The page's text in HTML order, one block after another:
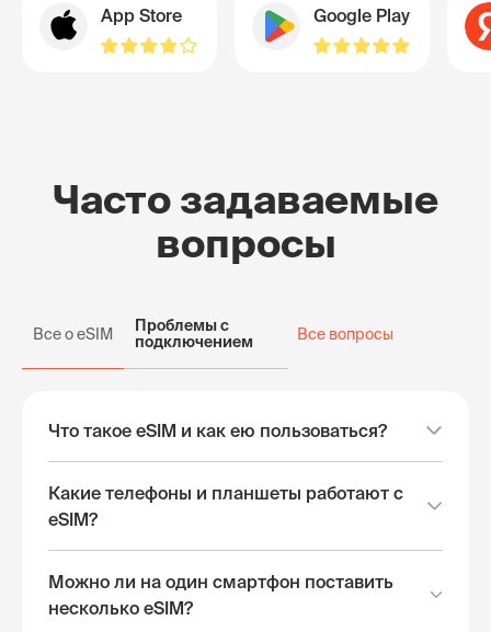
App Store Google Play
Часто задаваемые
вопросы
Все о eSIM
Проблемы с
подключением
Все вопросы
Что такое eSIM и как ею пользоваться?
Какие телефоны и планшеты работают с
eSIM?
Можно ли на один смартфон поставить
несколько eSIM?